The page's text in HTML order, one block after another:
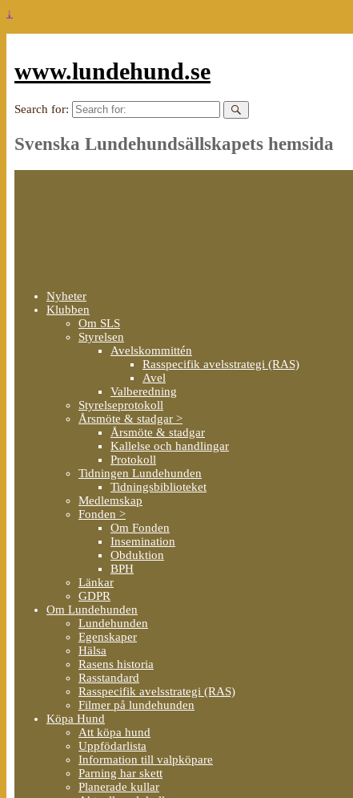
↓
www.lundehund.se
Search for:
Svenska Lundehundsällskapets hemsida
Nyheter
Klubben
Om SLS
Styrelsen
Avelskommittén
Rasspecifik avelsstrategi (RAS)
Avel
Valberedning
Styrelseprotokoll
Årsmöte & stadgar >
Årsmöte & stadgar
Kallelse och handlingar
Protokoll
Tidningen Lundehunden
Tidningsbiblioteket
Medlemskap
Fonden >
Om Fonden
Insemination
Obduktion
BPH
Länkar
GDPR
Om Lundehunden
Lundehunden
Egenskaper
Hälsa
Rasens historia
Rasstandard
Rasspecifik avelsstrategi (RAS)
Filmer på lundehunden
Köpa Hund
Att köpa hund
Uppfödarlista
Information till valpköpare
Parning har skett
Planerade kullar